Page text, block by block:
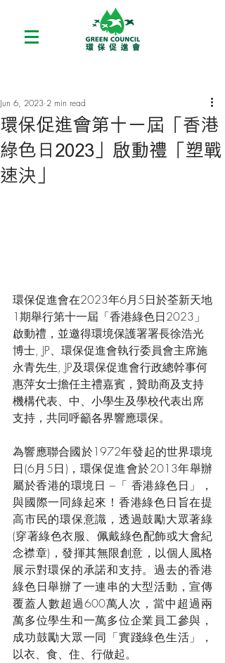
環保促進會第十一屆「香港
綠色日2023」啟動禮「塑戰
速決」
Jun 6, 2023 2 min read
環保促進會在2023年6月5日於荃新天地
1期舉行第十一屆「香港綠色日2023」
啟動禮，並邀得環境保護署署長徐浩光
博士, JP、環保促進會執行委員會主席施
永青先生, JP及環保促進會行政總幹事何
惠萍女士擔任主禮嘉賓，贊助商及支持
機構代表、中、小學生及學校代表出席
支持，共同呼籲各界響應環保。
為響應聯合國於1972年發起的世界環境
日(6月5日)，環保促進會於2013年舉辦
屬於香港的環境日 –「 香港綠色日」，
與國際一同綠起來！香港綠色日旨在提
高市民的環保意識，透過鼓勵大眾著綠
(穿著綠色衣服、佩戴綠色配飾或大會紀
念襟章)，發揮其無限創意，以個人風格
展示對環保的承諾和支持。過去的香港
綠色日舉辦了一連串的大型活動，宣傳
覆蓋人數超過600萬人次，當中超過兩
萬多位學生和一萬多位企業員工參與，
成功鼓勵大眾一同「實踐綠色生活」，
以衣、食、住、行做起。